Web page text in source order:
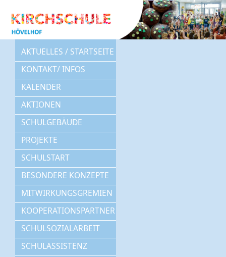
AKTUELLES / STARTSEITE
KONTAKT/ INFOS
KALENDER
AKTIONEN
SCHULGEBÄUDE
PROJEKTE
SCHULSTART
BESONDERE KONZEPTE
MITWIRKUNGSGREMIEN
KOOPERATIONSPARTNER
SCHULSOZIALARBEIT
SCHULASSISTENZ